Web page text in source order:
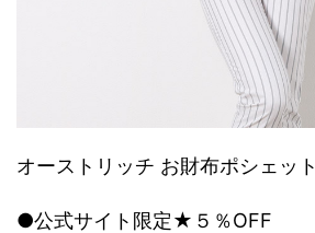
オーストリッチ お財布ポシェット
●公式サイト限定★５％OFF